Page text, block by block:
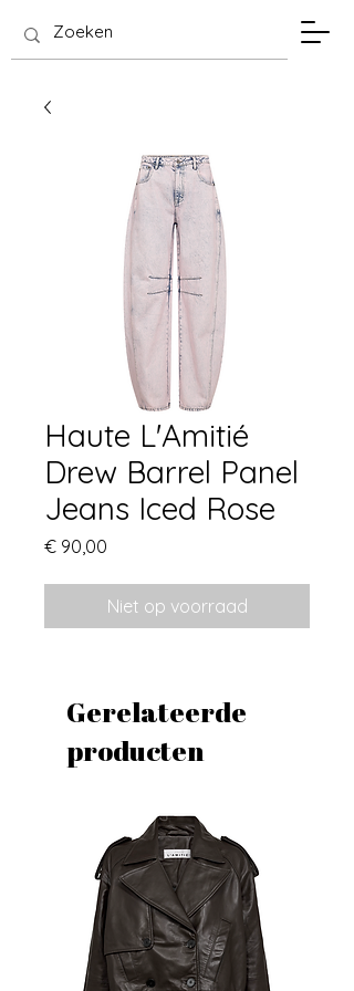
SIS Hasselt
Haute L'Amitié
Drew Barrel Panel
Jeans Iced Rose
€ 90,00
Niet op voorraad
Gerelateerde
producten